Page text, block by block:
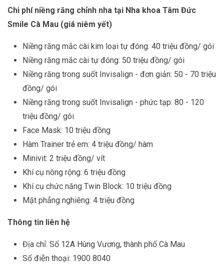
Chi phí niềng răng chỉnh nha tại Nha khoa Tâm Đức
Smile Cà Mau (giá niêm yết)
Niềng răng mắc cài kim loại tự đóng: 40 triệu đồng/ gói
Niềng răng mắc cài tự đóng: 50 triệu đồng/ gói
Niềng răng trong suốt Invisalign - đơn giản: 50 - 70 triệu
đồng/ gói
Niềng răng trong suốt Invisalign - phức tạp: 80 - 120
triệu đồng/ gói
Face Mask: 10 triệu đồng
Hàm Trainer trẻ em: 4 triệu đồng/ hàm
Minivit: 2 triệu đồng/ vít
Khí cụ nông rộng: 6 triệu đồng
Khí cụ chức năng Twin Block: 10 triệu đồng
Mặt phẳng nghiêng: 4 triệu đồng
Thông tin liên hệ
Địa chỉ: Số 12A Hùng Vương, thành phố Cà Mau
Số điện thoại: 1900 8040